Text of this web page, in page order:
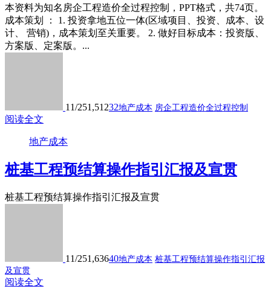
本资料为知名房企工程造价全过程控制，PPT格式，共74页。
成本策划 ： 1. 投资拿地五位一体(区域项目、投资、成本、设
计、 营销)，成本策划至关重要。 2. 做好目标成本：投资版、
方案版、定案版。...
11/251,51232地产成本 房企工程造价全过程控制
阅读全文
地产成本
桩基工程预结算操作指引汇报及宣贯
桩基工程预结算操作指引汇报及宣贯
11/251,63640地产成本 桩基工程预结算操作指引汇报
及宣贯
阅读全文